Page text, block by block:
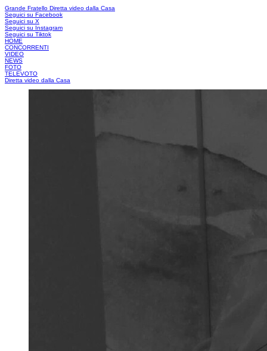
Grande Fratello Diretta video dalla Casa
Seguici su Facebook
Seguici su X
Seguici su Instagram
Seguici su Tiktok
HOME
CONCORRENTI
VIDEO
NEWS
FOTO
TELEVOTO
Diretta video dalla Casa